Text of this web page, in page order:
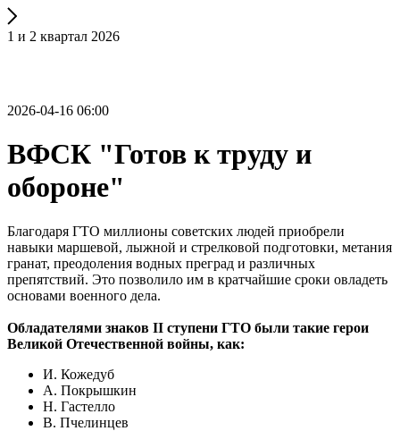
1 и 2 квартал 2026
2026-04-16 06:00
ВФСК "Готов к труду и
обороне"
Благодаря ГТО миллионы советских людей приобрели
навыки маршевой, лыжной и стрелковой подготовки, метания
гранат, преодоления водных преград и различных
препятствий. Это позволило им в кратчайшие сроки овладеть
основами военного дела.
Обладателями знаков II ступени ГТО были такие герои
Великой Отечественной войны, как:
И. Кожедуб
А. Покрышкин
Н. Гастелло
В. Пчелинцев